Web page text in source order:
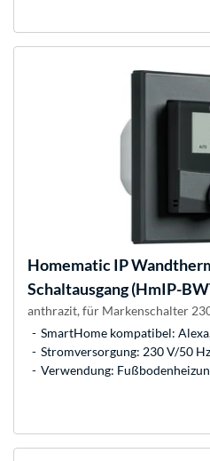
Homematic IP
Schaltausgang (HmIP-
anthrazit, für Markenschalter
SmartHome kompatibel:
Stromversorgung: 230 V/50
Verwendung: